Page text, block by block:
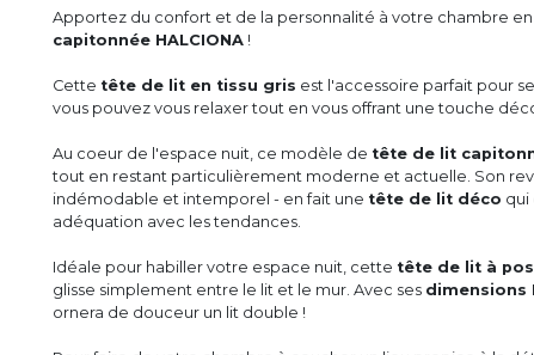
Apportez du confort et de la personnalité à votre chambre
capitonnée HALCIONA !
Cette tête de lit en tissu gris est l'accessoire parfait pour
vous pouvez vous relaxer tout en vous offrant une touche
Au coeur de l'espace nuit, ce modèle de tête de lit
tout en restant particulièrement moderne et actuelle. Son
indémodable et intemporel - en fait une tête de lit déco qui
adéquation avec les tendances.
Idéale pour habiller votre espace nuit, cette tête de lit à
glisse simplement entre le lit et le mur. Avec ses dimensions
ornera de douceur un lit double !